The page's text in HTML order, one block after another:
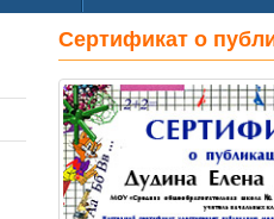
Сертификат о